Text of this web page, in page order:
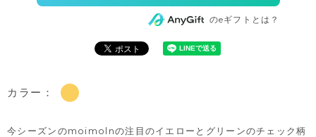
のeギフトとは？
カラー：
今シーズンのmoimolnの注目のイエローとグリーンのチェック柄